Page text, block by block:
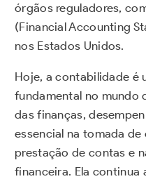
órgãos reguladores,
(Financial Accounting
nos Estados Unidos.
Hoje, a contabilidade é
fundamental no mundo
das finanças,
essencial na tomada de
prestação de contas e
financeira. Ela continua